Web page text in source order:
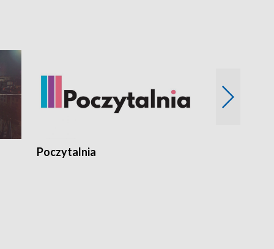
Poczytalnia